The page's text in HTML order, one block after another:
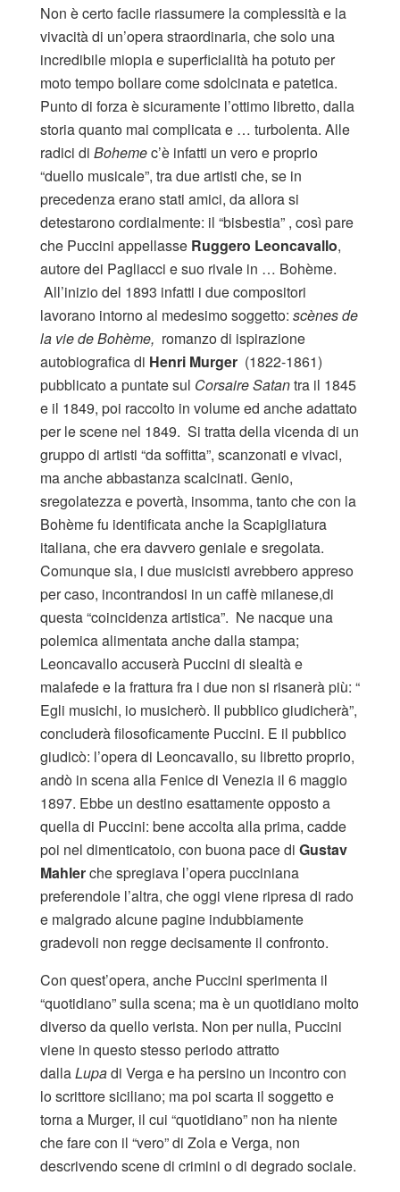
Non è certo facile riassumere la complessità e la
vivacità di un’opera straordinaria, che solo una
incredibile miopia e superficialità ha potuto per
moto tempo bollare come sdolcinata e patetica.
Punto di forza è sicuramente l’ottimo libretto, dalla
storia quanto mai complicata e … turbolenta. Alle
radici di Bohemec’è infatti un vero e proprio
“duello musicale”, tra due artisti che, se in
precedenza erano stati amici, da allora si
detestarono cordialmente: il “bisbestia” , così pare
che Puccini appellasse Ruggero Leoncavallo,
autore dei Pagliacci e suo rivale in … Bohème.
All’inizio del 1893 infatti i due compositori
lavorano intorno al medesimo soggetto: scènes de
la vie de Bohème, romanzo di ispirazione
autobiografica di Henri Murger (1822-1861)
pubblicato a puntate sul Corsaire Satantra il 1845
e il 1849, poi raccolto in volume ed anche adattato
per le scene nel 1849. Si tratta della vicenda di un
gruppo di artisti “da soffitta”, scanzonati e vivaci,
ma anche abbastanza scalcinati. Genio,
sregolatezza e povertà, insomma, tanto che con la
Bohème fu identificata anche la Scapigliatura
italiana, che era davvero geniale e sregolata.
Comunque sia, i due musicisti avrebbero appreso
per caso, incontrandosi in un caffè milanese,di
questa “coincidenza artistica”. Ne nacque una
polemica alimentata anche dalla stampa;
Leoncavallo accuserà Puccini di slealtà e
malafede e la frattura fra i due non si risanerà più: “
Egli musichi, io musicherò. Il pubblico giudicherà”,
concluderà filosoficamente Puccini. E il pubblico
giudicò: l’opera di Leoncavallo, su libretto proprio,
andò in scena alla Fenice di Venezia il 6 maggio
1897. Ebbe un destino esattamente opposto a
quella di Puccini: bene accolta alla prima, cadde
poi nel dimenticatoio, con buona pace di Gustav
Mahlerche spregiava l’opera pucciniana
preferendole l’altra, che oggi viene ripresa di rado
e malgrado alcune pagine indubbiamente
gradevoli non regge decisamente il confronto.
Con quest’opera, anche Puccini sperimenta il
“quotidiano” sulla scena; ma è un quotidiano molto
diverso da quello verista. Non per nulla, Puccini
viene in questo stesso periodo attratto
dallaLupadi Verga e ha persino un incontro con
lo scrittore siciliano; ma poi scarta il soggetto e
torna a Murger, il cui “quotidiano” non ha niente
che fare con il “vero” di Zola e Verga, non
descrivendo scene di crimini o di degrado sociale.